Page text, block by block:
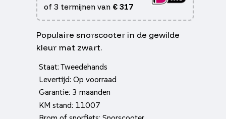
of 3 termijnen van €317
Populaire snorscooter in de gewilde
kleur mat zwart.
Staat: Tweedehands
Levertijd: Op voorraad
Garantie: 3 maanden
KM stand: 11007